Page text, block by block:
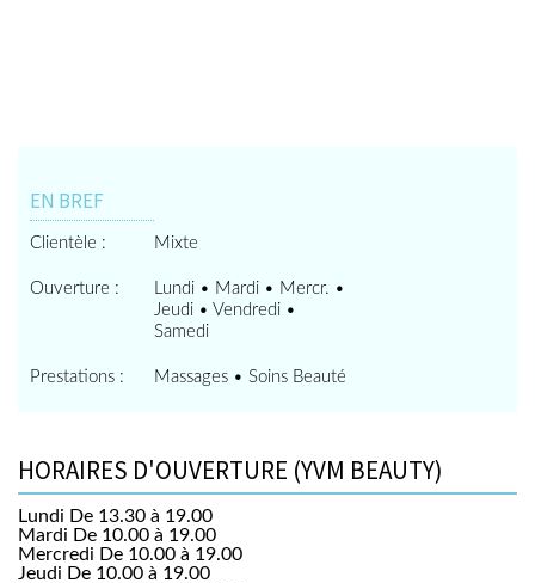
EN BREF
Clientèle : Mixte
Ouverture :
Lundi • Mardi • Mercr. •
Jeudi • Vendredi •
Samedi
Prestations : Massages • Soins Beauté
HORAIRES D'OUVERTURE (YVM BEAUTY)
Lundi De 13.30 à 19.00
Mardi De 10.00 à 19.00
Mercredi De 10.00 à 19.00
Jeudi De 10.00 à 19.00